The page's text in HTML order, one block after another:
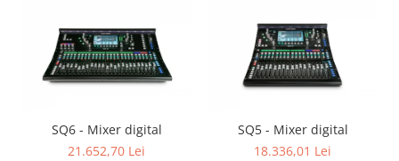
Accesorii mixere
Mixere analogice
Mixere digitale
Monitorizare In-Ear
Stative pentru Boxe
SQ6 - Mixer digital
21.652,70 Lei
SQ5 - Mixer digital
18.336,01 Lei